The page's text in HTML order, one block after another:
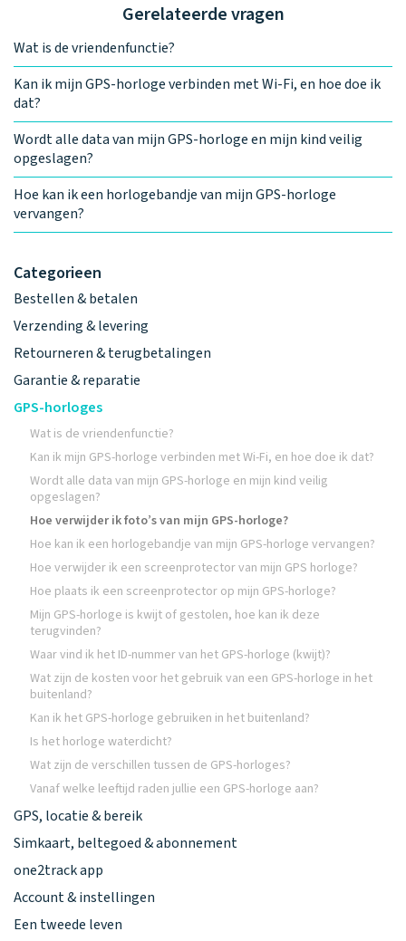
Categorieen
Bestellen & betalen
Verzending & levering
Retourneren & terugbetalingen
Garantie & reparatie
GPS-horloges
Wat is de vriendenfunctie?
Kan ik mijn GPS-horloge verbinden met Wi-Fi, en hoe doe ik dat?
Wordt alle data van mijn GPS-horloge en mijn kind veilig
opgeslagen?
Hoe verwijder ik foto’s van mijn GPS-horloge?
Hoe kan ik een horlogebandje van mijn GPS-horloge vervangen?
Hoe verwijder ik een screenprotector van mijn GPS horloge?
Hoe plaats ik een screenprotector op mijn GPS-horloge?
Mijn GPS-horloge is kwijt of gestolen, hoe kan ik deze
terugvinden?
Waar vind ik het ID-nummer van het GPS-horloge (kwijt)?
Wat zijn de kosten voor het gebruik van een GPS-horloge in het
buitenland?
Kan ik het GPS-horloge gebruiken in het buitenland?
Is het horloge waterdicht?
Wat zijn de verschillen tussen de GPS-horloges?
Vanaf welke leeftijd raden jullie een GPS-horloge aan?
GPS, locatie & bereik
Simkaart, beltegoed & abonnement
one2track app
Account & instellingen
Een tweede leven
Gerelateerde vragen
Wat is de vriendenfunctie?
Kan ik mijn GPS-horloge verbinden met Wi-Fi, en hoe doe ik
dat?
Wordt alle data van mijn GPS-horloge en mijn kind veilig
opgeslagen?
Hoe kan ik een horlogebandje van mijn GPS-horloge
vervangen?